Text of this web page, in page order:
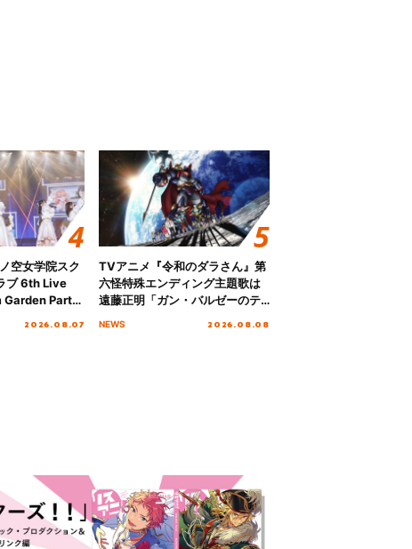
空女学院スク
ブ 6th Live
Garden Party
2026.08.07
TVアニメ『令和のダラさん』第
六怪特殊エンディング主題歌は
遠藤正明「ガン・バルゼーのテ
NEWS 2026.08.08